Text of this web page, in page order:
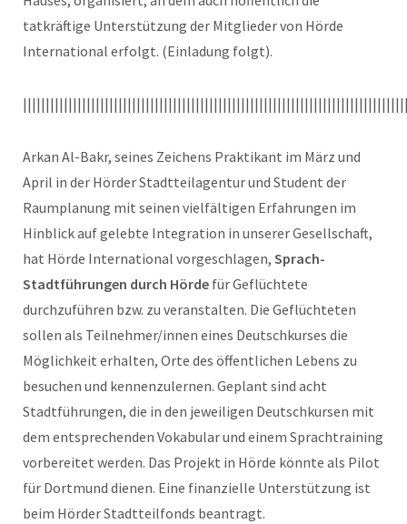
tatkräftige Unterstützung der Mitglieder von Hörde
International erfolgt. (Einladung folgt).
Arkan Al-Bakr, seines Zeichens Praktikant im März und
April in der Hörder Stadtteilagentur und Student der
Raumplanung mit seinen vielfältigen Erfahrungen im
Hinblick auf gelebte Integration in unserer Gesellschaft,
hat Hörde International vorgeschlagen, Sprach-
Stadtführungen durch Hörde für Geflüchtete
durchzuführen bzw. zu veranstalten. Die Geflüchteten
sollen als Teilnehmer/innen eines Deutschkurses die
Möglichkeit erhalten, Orte des öffentlichen Lebens zu
besuchen und kennenzulernen. Geplant sind acht
Stadtführungen, die in den jeweiligen Deutschkursen mit
dem entsprechenden Vokabular und einem Sprachtraining
vorbereitet werden. Das Projekt in Hörde könnte als Pilot
für Dortmund dienen. Eine finanzielle Unterstützung ist
beim Hörder Stadtteilfonds beantragt.